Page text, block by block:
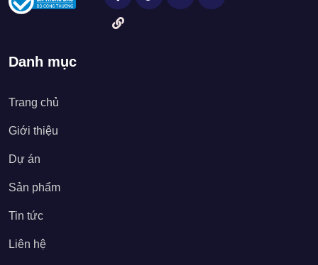
Danh mục
Trang chủ
Giới thiệu
Dự án
Sản phẩm
Tin tức
Liên hệ